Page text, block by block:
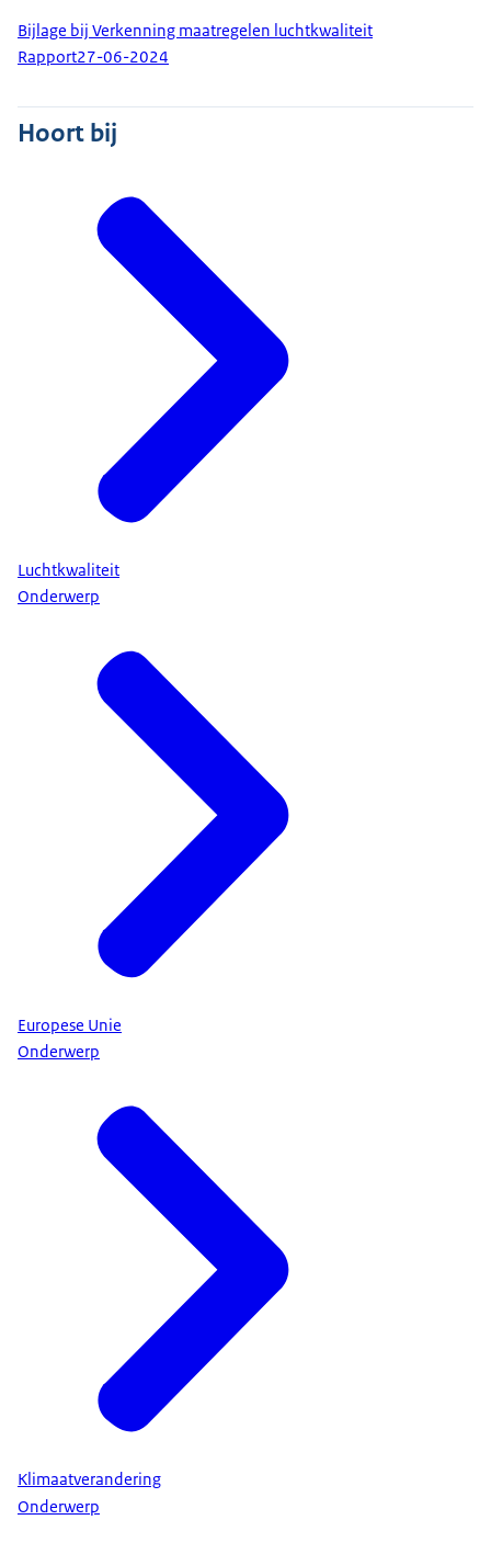
Bijlage bij Verkenning maatregelen luchtkwaliteit
Rapport27-06-2024
Hoort bij
Luchtkwaliteit
Onderwerp
Europese Unie
Onderwerp
Klimaatverandering
Onderwerp